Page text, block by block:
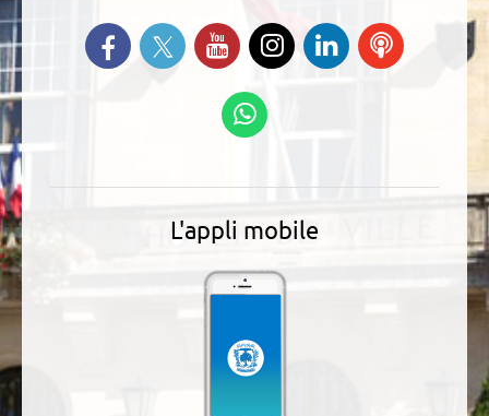
Retrouvez-nous sur Facebook
Suivez-nous sur Twitter
Suivez-nous sur YouTube
Suivez-nous sur
Instagram
Retrouvez-
nous sur
Ecoutez
L'appli mobile